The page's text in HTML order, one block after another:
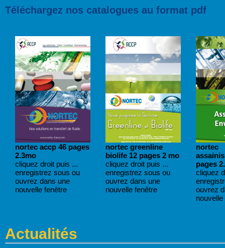
Téléchargez nos catalogues au format pdf
nortec accp 46 pages
2.3mo
cliquez droit puis ...
enregistrez sous ou
ouvrez dans une
nouvelle fenêtre
nortec greenline
biolife 12 pages 2 mo
cliquez droit puis ...
enregistrez sous ou
ouvrez dans une
nouvelle fenêtre
nortec
pages
cliquez
ouvrez
Actualités